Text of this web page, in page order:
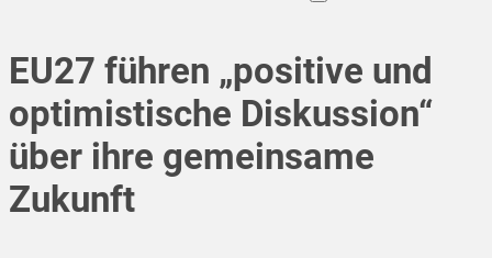
EU27 führen „positive und
optimistische Diskussion“
über ihre gemeinsame
Zukunft